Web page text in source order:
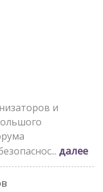
и
далее